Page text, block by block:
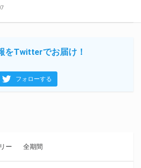
をTwitterでお届け！
フォローする
ー 全期間